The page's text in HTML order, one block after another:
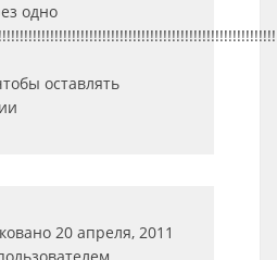
одно
оставлять
20 апреля, 2011